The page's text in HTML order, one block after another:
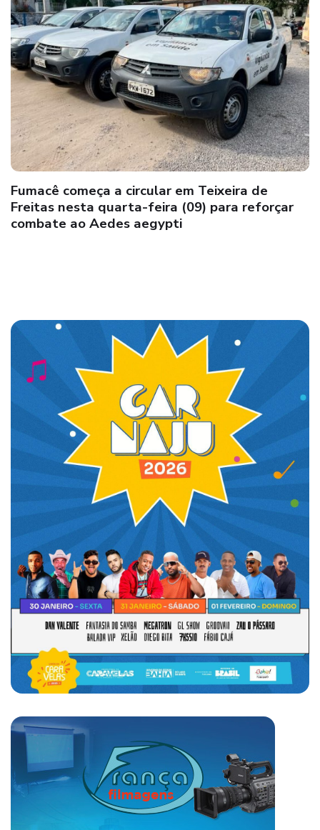
Brasil deverá ter centro para enfrentamento
de emergências em saúde